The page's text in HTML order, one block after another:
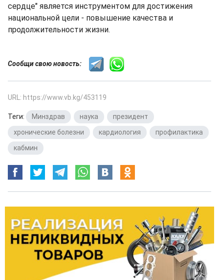
сердце" является инструментом для достижения
национальной цели - повышение качества и
продолжительности жизни.
Сообщи свою новость:
URL: https://www.vb.kg/453119
Теги: Минздрав наука президент
хронические болезни
кардиология профилактика
кабмин